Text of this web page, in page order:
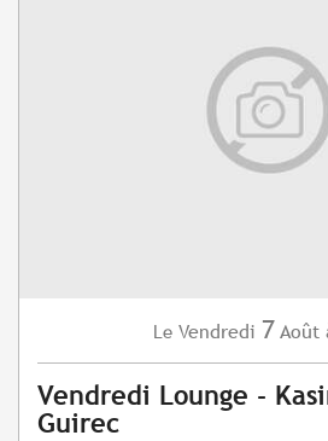
Le Vendredi 7 Août
Vendredi Lounge -
Guirec